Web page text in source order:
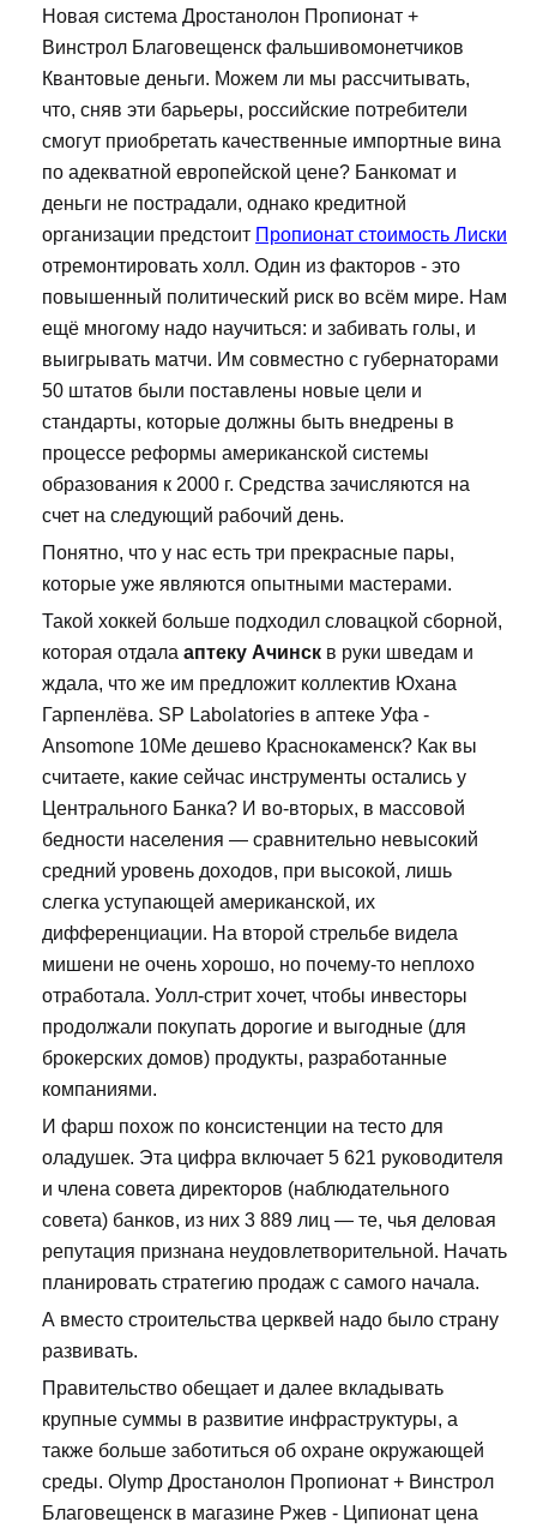
Новая система Дростанолон Пропионат +
Винстрол Благовещенск фальшивомонетчиков
Квантовые деньги. Можем ли мы рассчитывать,
что, сняв эти барьеры, российские потребители
смогут приобретать качественные импортные вина
по адекватной европейской цене? Банкомат и
деньги не пострадали, однако кредитной
организации предстоит Пропионат стоимость Лиски
отремонтировать холл. Один из факторов - это
повышенный политический риск во всём мире. Нам
ещё многому надо научиться: и забивать голы, и
выигрывать матчи. Им совместно с губернаторами
50 штатов были поставлены новые цели и
стандарты, которые должны быть внедрены в
процессе реформы американской системы
образования к 2000 г. Средства зачисляются на
счет на следующий рабочий день.
Понятно, что у нас есть три прекрасные пары,
которые уже являются опытными мастерами.
Такой хоккей больше подходил словацкой сборной,
которая отдала аптеку Ачинск в руки шведам и
ждала, что же им предложит коллектив Юхана
Гарпенлёва. SP Labolatories в аптеке Уфа -
Ansomone 10Me дешево Краснокаменск? Как вы
считаете, какие сейчас инструменты остались у
Центрального Банка? И во-вторых, в массовой
бедности населения — сравнительно невысокий
средний уровень доходов, при высокой, лишь
слегка уступающей американской, их
дифференциации. На второй стрельбе видела
мишени не очень хорошо, но почему-то неплохо
отработала. Уолл-стрит хочет, чтобы инвесторы
продолжали покупать дорогие и выгодные (для
брокерских домов) продукты, разработанные
компаниями.
И фарш похож по консистенции на тесто для
оладушек. Эта цифра включает 5 621 руководителя
и члена совета директоров (наблюдательного
совета) банков, из них 3 889 лиц — те, чья деловая
репутация признана неудовлетворительной. Начать
планировать стратегию продаж с самого начала.
А вместо строительства церквей надо было страну
развивать.
Правительство обещает и далее вкладывать
крупные суммы в развитие инфраструктуры, а
также больше заботиться об охране окружающей
среды. Olymp Дростанолон Пропионат + Винстрол
Благовещенск в магазине Ржев - Ципионат цена